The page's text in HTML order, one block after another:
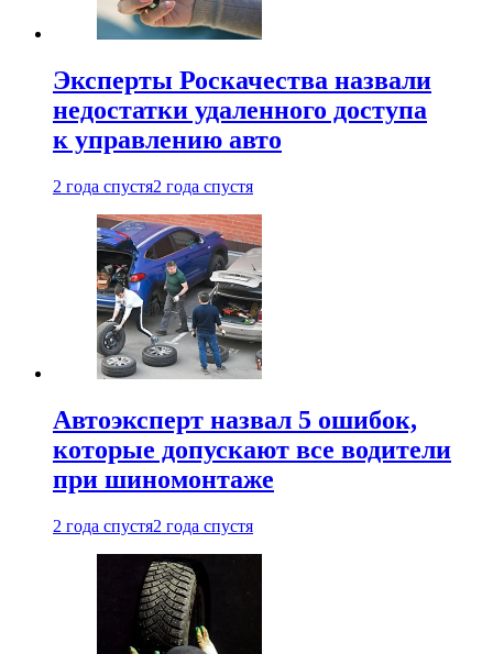
Эксперты Роскачества назвали
недостатки удаленного доступа
к управлению авто
2 года спустя2 года спустя
Автоэксперт назвал 5 ошибок,
которые допускают все водители
при шиномонтаже
2 года спустя2 года спустя